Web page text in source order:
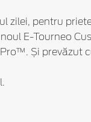
zilei, pentru
E-Tourneo
Și prevăzut